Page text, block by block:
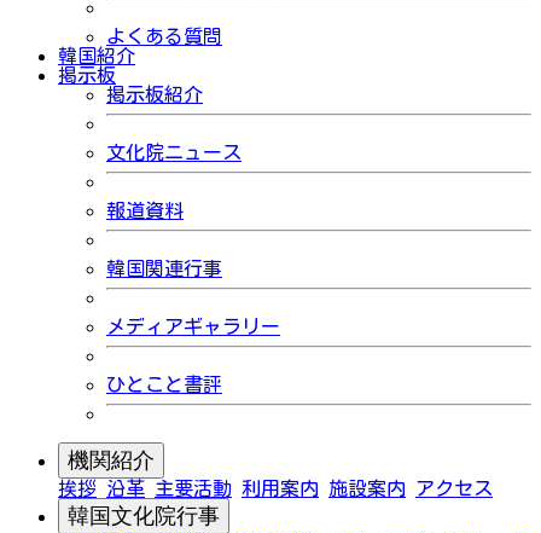
よくある質問
韓国紹介
掲示板
掲示板紹介
文化院ニュース
報道資料
韓国関連行事
メディアギャラリー
ひとこと書評
機関紹介
挨拶 沿革 主要活動 利用案内 施設案内 アクセス
韓国文化院行事